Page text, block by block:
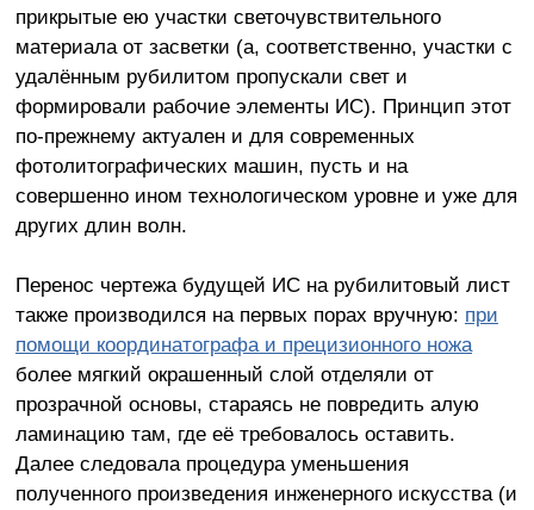
прикрытые ею участки светочувствительного
материала от засветки (а, соответственно, участки с
удалённым рубилитом пропускали свет и
формировали рабочие элементы ИС). Принцип этот
по-прежнему актуален и для современных
фотолитографических машин, пусть и на
совершенно ином технологическом уровне и уже для
других длин волн.
Перенос чертежа будущей ИС на рубилитовый лист
также производился на первых порах вручную: при
помощи координатографа и прецизионного ножа
более мягкий окрашенный слой отделяли от
прозрачной основы, стараясь не повредить алую
ламинацию там, где её требовалось оставить.
Далее следовала процедура уменьшения
полученного произведения инженерного искусства (и